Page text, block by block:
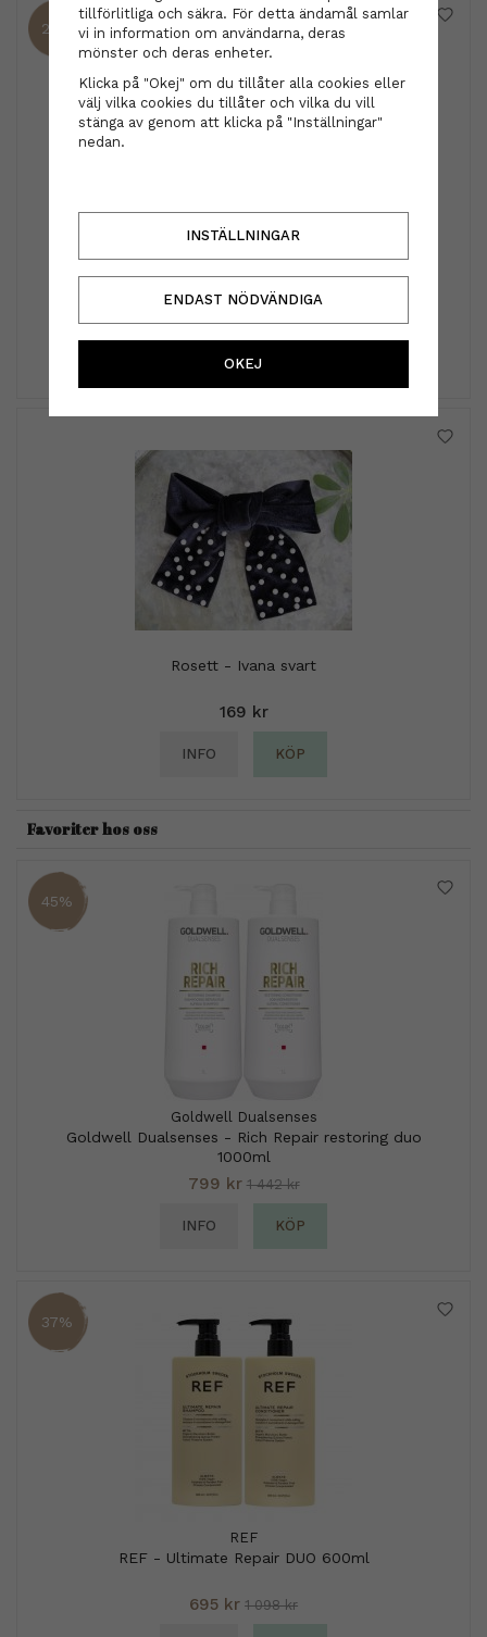
25%
Moroccanoil
Moroccanoil - Gift set Moisture Repair
583 kr
Rosett - Ivana svart
169 kr
INFO KÖP
Favoriter hos oss
45%
Goldwell Dualsenses
Goldwell Dualsenses - Rich Repair restoring duo
1000ml
799 kr 1 442 kr
INFO KÖP
37%
REF
REF - Ultimate Repair DUO 600ml
695 kr 1 098 kr
tillförlitliga och säkra. För detta ändamål samlar
vi in information om användarna, deras
mönster och deras enheter.
Klicka på "Okej" om du tillåter alla cookies eller
välj vilka cookies du tillåter och vilka du vill
stänga av genom att klicka på "Inställningar"
nedan.
INSTÄLLNINGAR
ENDAST NÖDVÄNDIGA
OKEJ